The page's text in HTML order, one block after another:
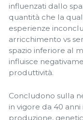
influenzati dallo
quantità che la
esperienze
arricchimento vs
spazio inferiore al
influisce
produttività.
Concludono sulla
in vigore da 40
produzione,